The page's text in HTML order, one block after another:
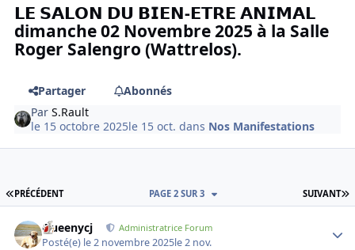
𝗟𝗘 𝗦𝗔𝗟𝗢𝗡 𝗗𝗨 𝗕𝗜𝗘𝗡-𝗘𝗧𝗥𝗘 𝗔𝗡𝗜𝗠𝗔𝗟
dimanche 02 Novembre 2025 à la Salle
Roger Salengro (Wattrelos).
Partager
Abonnés
ParS.Rault
le 15 octobre 2025le 15 oct. dans Nos Manifestations
PREMIÈRE PAGE
PRÉCÉDENT SUIVANT
PAGE 2 SUR 3
Queenycj Administratrice Forum
Posté(e) le 2 novembre 2025le 2 nov.